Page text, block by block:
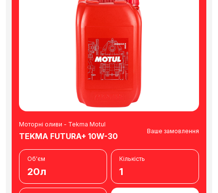
Моторні оливи - Tekma Motul
TEKMA FUTURA+ 10W-30
Ваше замовлення
Об'єм
20л
Кількість
1